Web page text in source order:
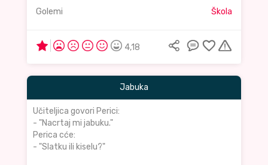
Golemi Škola
4,18
Jabuka
Učiteljica govori Perici:
- "Nacrtaj mi jabuku."
Perica cće:
- "Slatku ili kiselu?"